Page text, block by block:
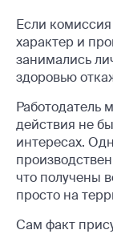
Если
характер и
занимались
здоровью
Работодатель
действия не
интересах.
что получены
просто на
Сам факт